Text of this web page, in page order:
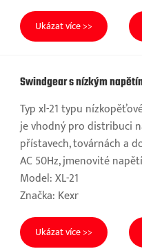
Ukázat více >>
Swindgear s nízkým
Typ xl-21 typu
je vhodný pro distribuci
přístavech, továrnách a
AC 50Hz, jmenovité
Model: XL-21
Značka: Kexr
Ukázat více >>